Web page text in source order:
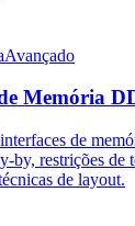
Avançado
Memória
de
by, restrições de
de layout.